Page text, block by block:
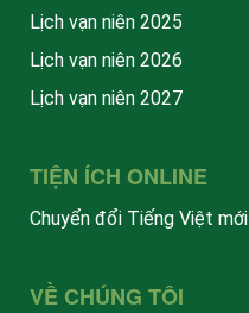
Lịch vạn niên 2025
Lịch vạn niên 2026
Lịch vạn niên 2027
TIỆN ÍCH ONLINE
Chuyển đổi Tiếng Việt mới
VỀ CHÚNG TÔI